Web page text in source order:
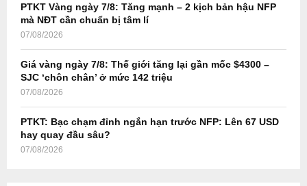
PTKT Vàng ngày 7/8: Tăng mạnh – 2 kịch bản hậu NFP
mà NĐT cần chuẩn bị tâm lí
07/08/2026
Giá vàng ngày 7/8: Thế giới tăng lại gần mốc $4300 –
SJC ‘chôn chân’ ở mức 142 triệu
07/08/2026
PTKT: Bạc chạm đỉnh ngắn hạn trước NFP: Lên 67 USD
hay quay đầu sâu?
07/08/2026